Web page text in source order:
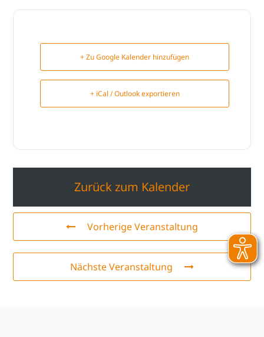
+ Zu Google Kalender hinzufügen
+ iCal / Outlook exportieren
Zurück zum Kalender
Vorherige Veranstaltung
Nächste Veranstaltung